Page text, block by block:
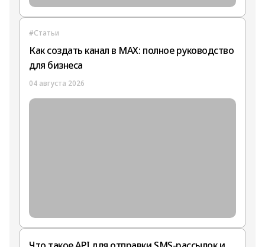
#Статьи
Как создать канал в MAX: полное руководство
для бизнеса
04 августа 2026